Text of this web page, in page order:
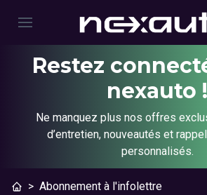
Restez
nexauto !
Ne manquez plus nos offres
d’entretien, nouveautés et
personnalisés.
> Abonnement à l'infolettre